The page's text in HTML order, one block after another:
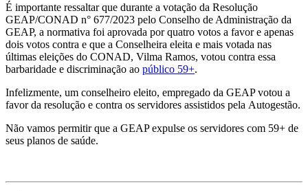
É importante ressaltar que durante a votação da Resolução
GEAP/CONAD n° 677/2023 pelo Conselho de Administração da
GEAP, a normativa foi aprovada por quatro votos a favor e apenas
dois votos contra e que a Conselheira eleita e mais votada nas
últimas eleições do CONAD, Vilma Ramos, votou contra essa
barbaridade e discriminação ao público 59+.
Infelizmente, um conselheiro eleito, empregado da GEAP votou a
favor da resolução e contra os servidores assistidos pela Autogestão.
Não vamos permitir que a GEAP expulse os servidores com 59+ de
seus planos de saúde.